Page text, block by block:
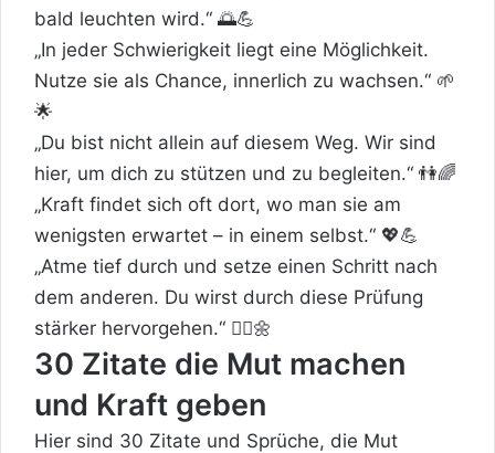
bald leuchten wird.“ 🌅💪
„In jeder Schwierigkeit liegt eine Möglichkeit.
Nutze sie als Chance, innerlich zu wachsen.“ 🌱
🌟
„Du bist nicht allein auf diesem Weg. Wir sind
hier, um dich zu stützen und zu begleiten.“ 👫🌈
„Kraft findet sich oft dort, wo man sie am
wenigsten erwartet – in einem selbst.“ 💖💪
„Atme tief durch und setze einen Schritt nach
dem anderen. Du wirst durch diese Prüfung
stärker hervorgehen.“ 🚶‍♂️🌼
30 Zitate die Mut machen
und Kraft geben
Hier sind 30 Zitate und Sprüche, die Mut